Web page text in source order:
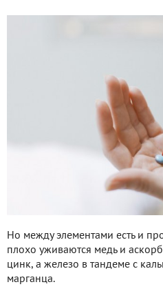
Но между элементами есть и
плохо уживаются медь и
цинк, а железо в тандеме с
марганца.